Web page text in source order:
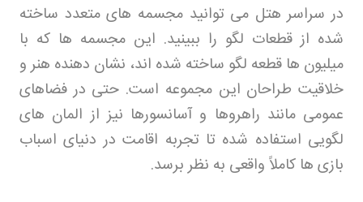
در سراسر هتل می توانید مجسمه های متعدد ساخته
شده از قطعات لگو را ببینید. این مجسمه ها که با
میلیون ها قطعه لگو ساخته شده اند، نشان دهنده هنر و
خلاقیت طراحان این مجموعه است. حتی در فضاهای
عمومی مانند راهروها و آسانسورها نیز از المان های
لگویی استفاده شده تا تجربه اقامت در دنیای اسباب
بازی ها کاملاً واقعی به نظر برسد.